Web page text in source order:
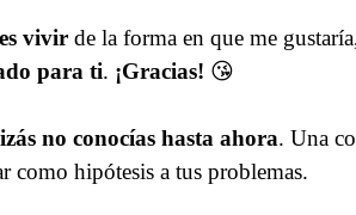
vivir de la forma en que me
para ti. ¡Gracias! 😘
no conocías hasta ahora. Una
como hipótesis a tus problemas.